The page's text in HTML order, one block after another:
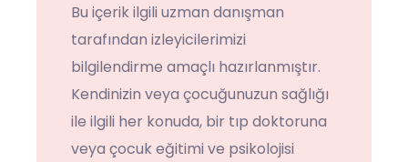
Bu içerik ilgili uzman danışman
tarafından izleyicilerimizi
bilgilendirme amaçlı hazırlanmıştır.
Kendinizin veya çocuğunuzun sağlığı
ile ilgili her konuda, bir tıp doktoruna
veya çocuk eğitimi ve psikolojisi